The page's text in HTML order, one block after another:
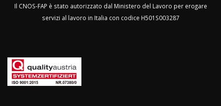
Il CNOS-FAP è stato autorizzato dal Ministero del Lavoro per erogare
servizi al lavoro in Italia con codice H501S003287